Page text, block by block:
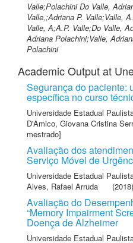
Valle;Polachini Do Valle,
Valle,;Adriana P. Valle;Valle,
Valle, A;A.P. Valle;Do Valle,
Adriana Polachini;Valle,
Polachini
Academic Output at
Segurança do paciente:
específica no curso
Universidade Estadual
D'Amico, Giovana Cristina
mestrado]
Avaliação dos
Serviço Móvel de
Universidade Estadual
Alves, Rafael Arruda
Avaliação do
“Memory Impairment
Doença de Alzheimer
Universidade Estadual